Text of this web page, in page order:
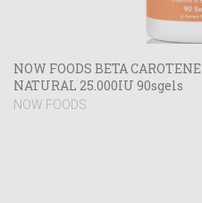
NOW FOODS BETA CAROTENE
NATURAL 25.000IU 90sgels
NOW FOODS